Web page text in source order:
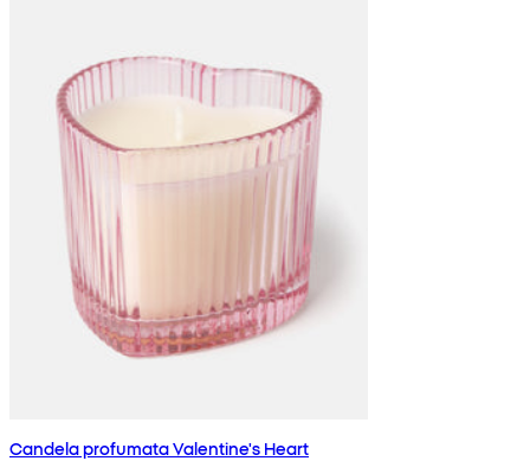
Candela profumata Valentine's Heart